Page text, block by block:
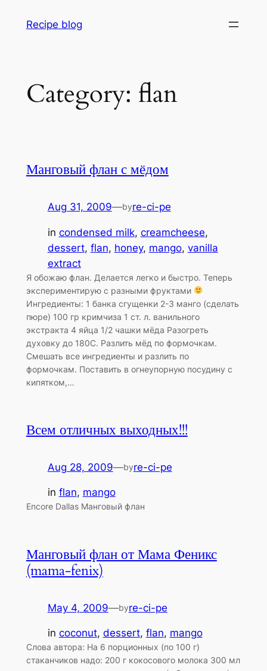
Recipe blog
Category: flan
Манговый флан с мёдом
Aug 31, 2009—byre-ci-pe
in condensed milk, creamcheese
dessert, flan, honey, mango, vanilla
extract
Я обожаю флан. Делается легко и быстро. Теперь
экспериментирую с разными фруктами
Ингредиенты: 1 банка сгущенки 2-3 манго (сделать
пюре) 100 гр кримчиза 1 ст. л. ванильного
экстракта 4 яйца 1/2 чашки мёда Разогреть
духовку до 180C. Разлить мёд по формочкам.
Смешать все ингредиенты и разлить по
формочкам. Поставить в огнеупорную посудину с
кипятком,…
Всем отличных выходных!!!
Aug 28, 2009—byre-ci-pe
in flan, mango
Encore Dallas Манговый флан
Манговый флан от Мама Феникс
(mama-fenix)
May 4, 2009—byre-ci-pe
in coconut, dessert, flan, mango
Слова автора: На 6 порционных (по 100 г)
стаканчиков надо: 200 г кокосового молока 300 мл